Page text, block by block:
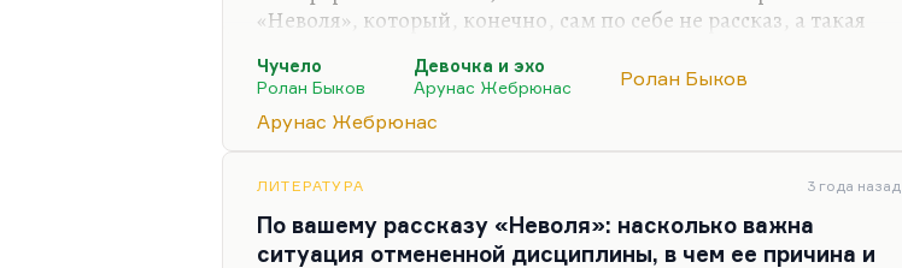
«Неволя», который, конечно, сам по себе не рассказ, а такая
учителя удержать ребенка на краю могли бы быть сегодня
интересной темой. Это не обязательно секта, это может быть
бездна родительского внимания чудовищная, это может быть
подростковая сеть,— не знаю, но это будет борьба учителя за
ребенка, причем борьба,…
Чучело
Ролан Быков
Девочка и эхо
Арунас Жебрюнас
Ролан Быков
Арунас Жебрюнас
ЛИТЕРАТУРА 3 года назад
По вашему рассказу «Неволя»: насколько важна
ситуация отмененной дисциплины, в чем ее причина и